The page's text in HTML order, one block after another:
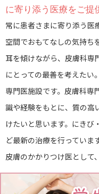
に寄り添う医療をご提
常に患者さまに寄り添う医
空間でおもてなしの気持ち
耳を傾けながら、皮膚科専
にとっての最善を考えたい
専門医施設です。皮膚科専
識や経験をもとに、質の高
けたいと思います。にきび
ど最新の治療を行っています
皮膚のかかりつけ医として